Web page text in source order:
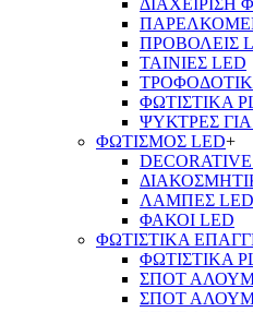
ΔΙΑΧΕΙΡΙΣΗ
ΠΡΟΒΟΛΕΙΣ
ΤΑΙΝΙΕΣ LED
ΦΩΤΙΣΤΙΚΑ
ΨΥΚΤΡΕΣ ΓΙΑ
ΦΩΤΙΣΜΟΣ LED+
ΛΑΜΠΕΣ LED
ΦΑΚΟΙ LED
ΦΩΤΙΣΤΙΚΑ
ΦΩΤΙΣΤΙΚΑ
ΣΠΟΤ
ΣΠΟΤ